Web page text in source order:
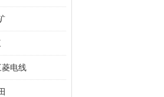
菱电线